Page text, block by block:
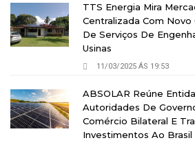
TTS Energia Mira
Centralizada Com
De Serviços De
Usinas
11/03/2025 ÁS 19:53
ABSOLAR Reúne
Autoridades De
Comércio Bilateral E
Investimentos Ao Brasil